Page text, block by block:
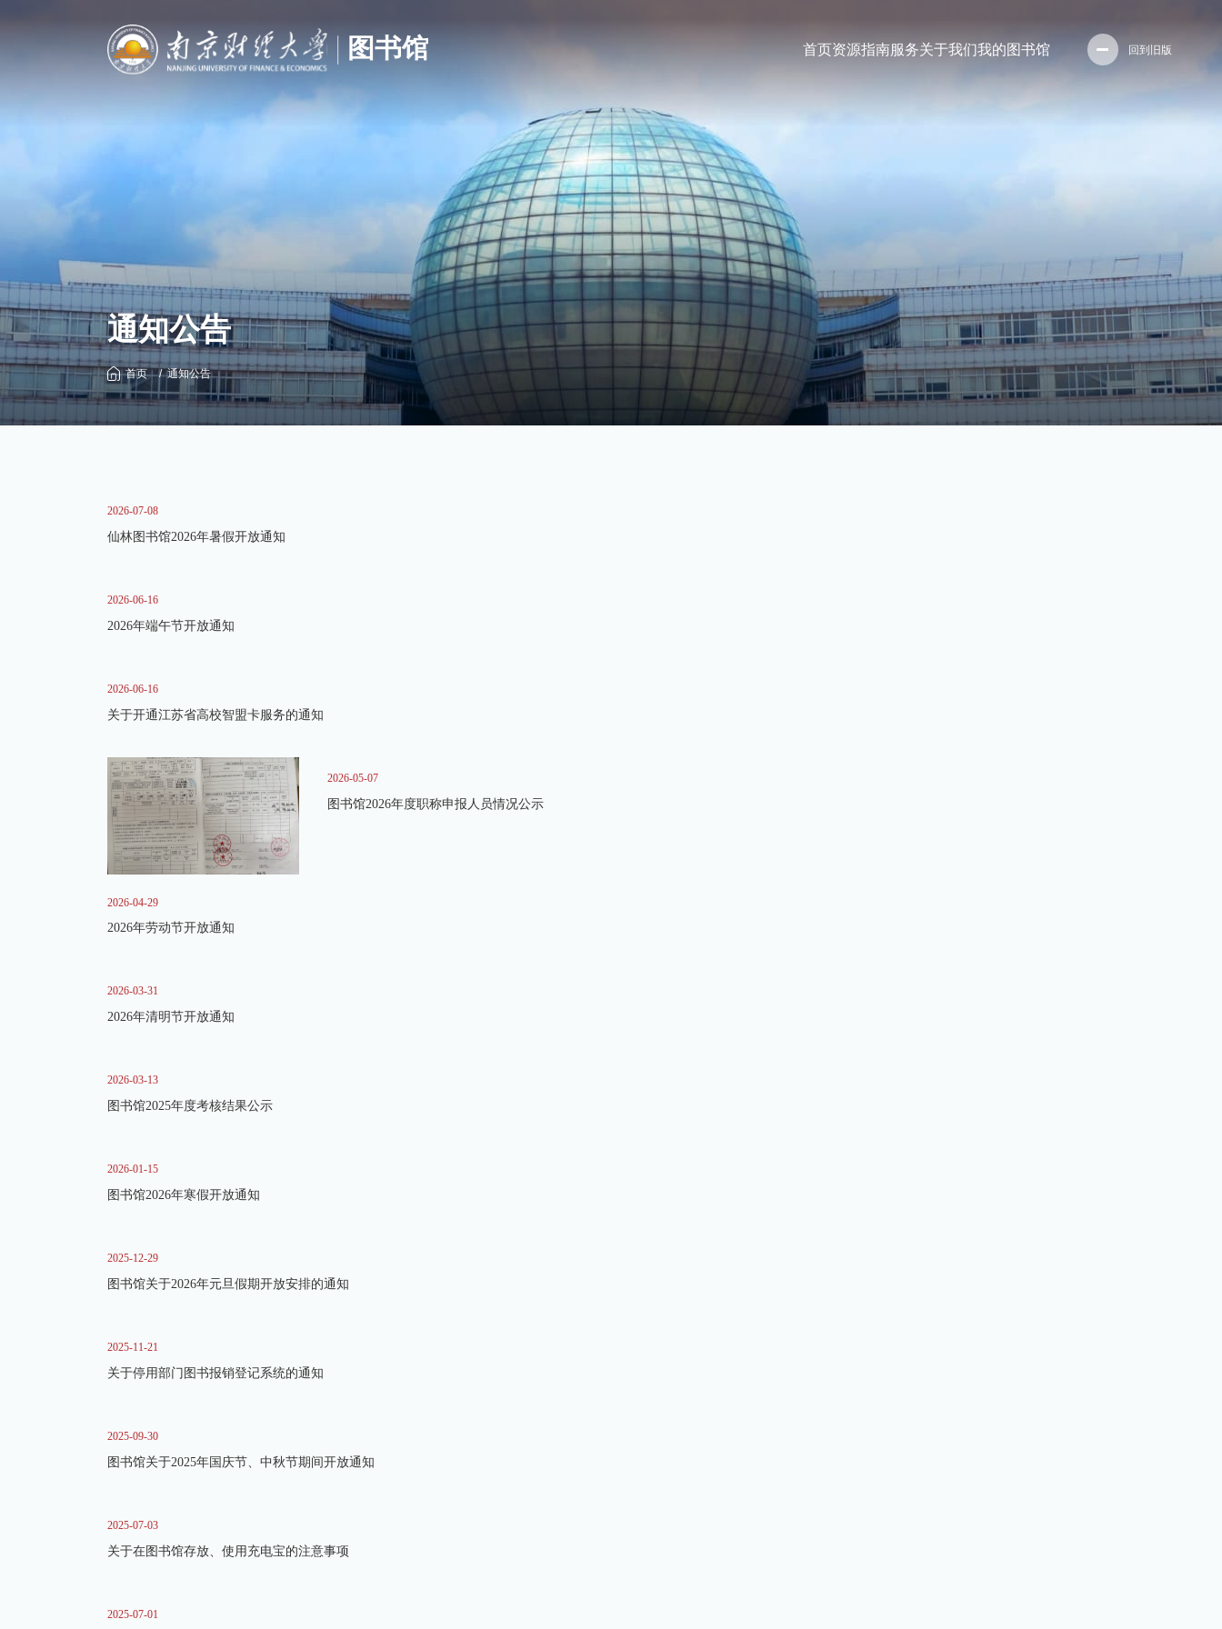
首页资源指南服务关于我们我的图书馆 回到旧版
通知公告
首页 通知公告
2026-07-08
仙林图书馆2026年暑假开放通知
2026-06-16
2026年端午节开放通知
2026-06-16
关于开通江苏省高校智盟卡服务的通知
2026-05-07
图书馆2026年度职称申报人员情况公示
2026-04-29
2026年劳动节开放通知
2026-03-31
2026年清明节开放通知
2026-03-13
图书馆2025年度考核结果公示
2026-01-15
图书馆2026年寒假开放通知
2025-12-29
图书馆关于2026年元旦假期开放安排的通知
2025-11-21
关于停用部门图书报销登记系统的通知
2025-09-30
图书馆关于2025年国庆节、中秋节期间开放通知
2025-07-03
关于在图书馆存放、使用充电宝的注意事项
2025-07-01